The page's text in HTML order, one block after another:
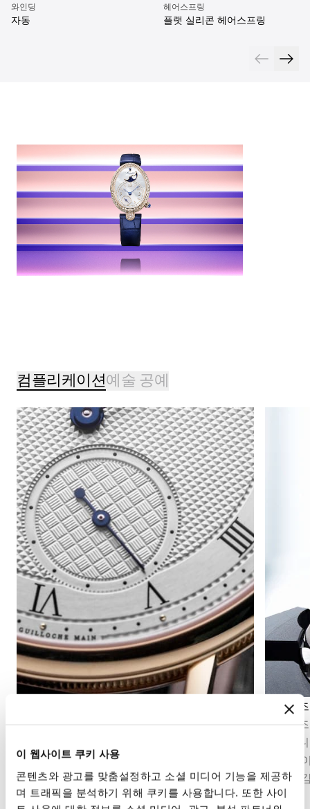
이 웹사이트 쿠키 사용
콘텐츠와 광고를 맞춤설정하고 소셜 미디어 기능을 제공하
며 트래픽을 분석하기 위해 쿠키를 사용합니다. 또한 사이
와인딩
자동
헤어스프링
플랫 실리콘 헤어스프링
컴플리케이션예술 공예
세컨즈 디스플레이는 시간의 흐름을 정밀하게 파
중앙 초침 또는 다이얼 구조에 통합된 오프센터
스몰 세컨즈의 형태를 취할 수 있습니다.
문페이즈
문페이
재현합
겸비한
시적인